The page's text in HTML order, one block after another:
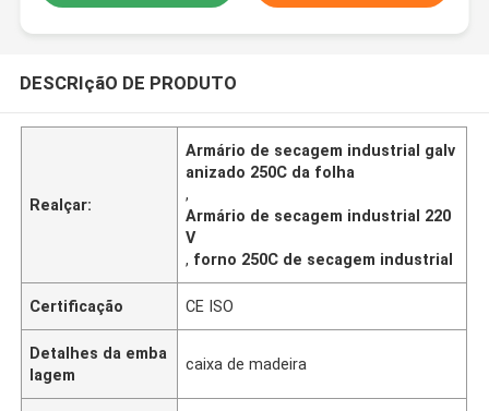
DESCRIçãO DE PRODUTO
Realçar:
Armário de secagem industrial galv
anizado 250C da folha
,
Armário de secagem industrial 220
V
, forno 250C de secagem industrial
Certificação CE ISO
Detalhes da emba
lagem
caixa de madeira